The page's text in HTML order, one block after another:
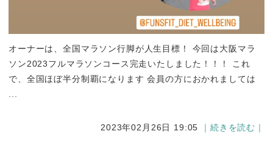
オーナーは、全国マラソン行脚が人生目標！ 今回は大阪マラ
ソン2023フルマラソンコース完走いたしました！！！ これ
で、全国ほぼ半分制覇になります 会員の方におかれましては
2023年02月26日 19:05 ｜続きを読む｜